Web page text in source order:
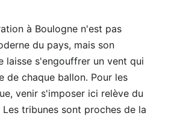
à Boulogne n'est pas
du pays, mais son
laisse s'engouffrer un vent qui
de chaque ballon. Pour les
venir s'imposer ici relève du
tribunes sont proches de la